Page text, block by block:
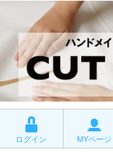
ログイン MYページ